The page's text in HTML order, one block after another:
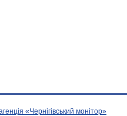
«Чернігівський монітор»